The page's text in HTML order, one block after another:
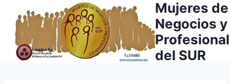
contenido
Mujeres de
Negocios y
del SUR